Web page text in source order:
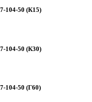
104-50 (К15)
104-50 (К30)
104-50 (Г60)